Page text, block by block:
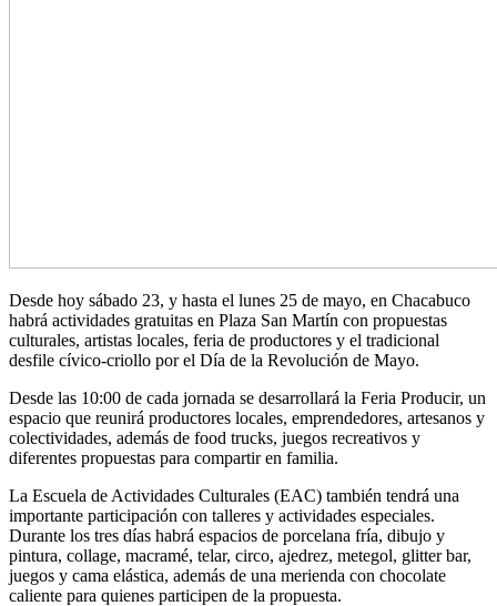
Desde hoy sábado 23, y hasta el lunes 25 de mayo, en Chacabuco
habrá actividades gratuitas en Plaza San Martín con propuestas
culturales, artistas locales, feria de productores y el tradicional
desfile cívico-criollo por el Día de la Revolución de Mayo.
Desde las 10:00 de cada jornada se desarrollará la Feria Producir, un
espacio que reunirá productores locales, emprendedores, artesanos y
colectividades, además de food trucks, juegos recreativos y
diferentes propuestas para compartir en familia.
La Escuela de Actividades Culturales (EAC) también tendrá una
importante participación con talleres y actividades especiales.
Durante los tres días habrá espacios de porcelana fría, dibujo y
pintura, collage, macramé, telar, circo, ajedrez, metegol, glitter bar,
juegos y cama elástica, además de una merienda con chocolate
caliente para quienes participen de la propuesta.